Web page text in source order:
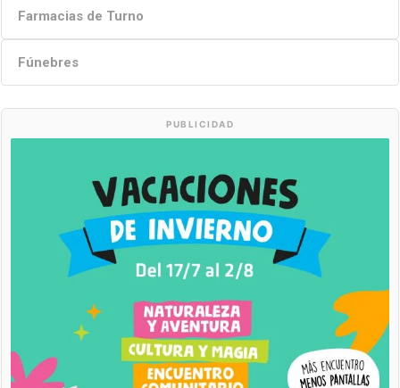
Farmacias de Turno
Fúnebres
PUBLICIDAD